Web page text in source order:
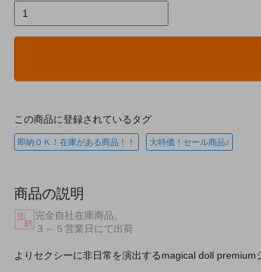
この商品に登録されているタグ
即納ＯＫ！在庫がある商品！！ 大特価！セール商品♪
商品の説明
完全自社在庫商品。
３～５営業日にて出荷
よりセクシーに非日常を演出するmagical doll premium